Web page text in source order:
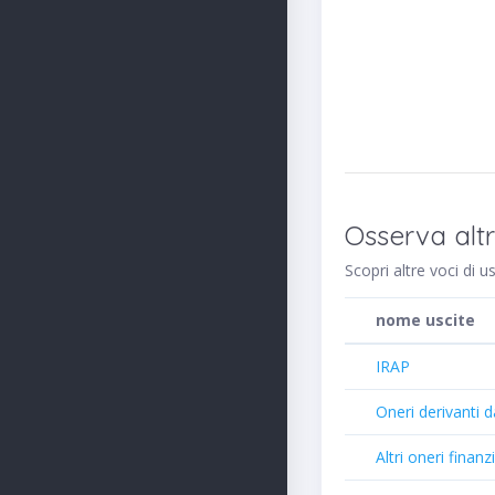
Osserva
Scopri altre voci di
nome uscite
IRAP
Oneri derivanti
Altri oneri